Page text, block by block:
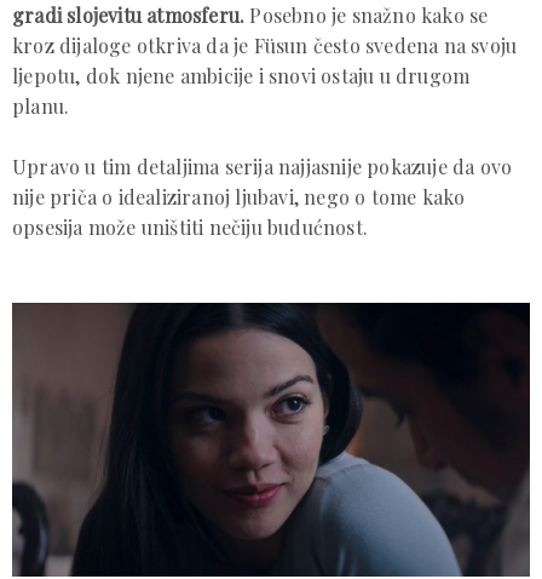
gradi slojevitu atmosferu. Posebno je snažno kako se
kroz dijaloge otkriva da je Füsun često svedena na svoju
ljepotu, dok njene ambicije i snovi ostaju u drugom
planu.
Upravo u tim detaljima serija najjasnije pokazuje da ovo
nije priča o idealiziranoj ljubavi, nego o tome kako
opsesija može uništiti nečiju budućnost.